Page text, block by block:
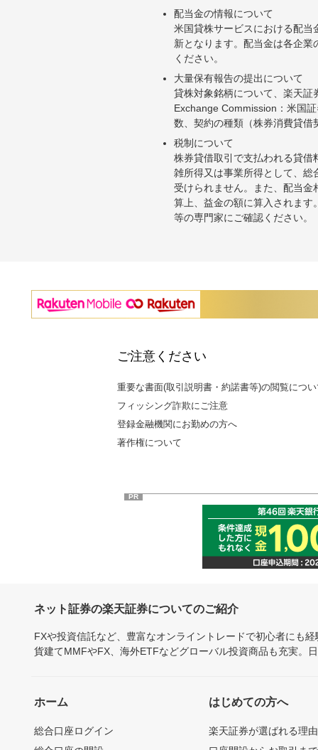
配当金の情報について
米国貸株サービスにおける配当
新となります。配当金は各企
ください。
大量保有報告の提出について
貸株対象銘柄について、楽天
Exchange Commission：米国
数、契約の種類（株券消費貸
税制について
株券貸借取引で支払われる貸
雑所得又は事業所得として、
受けられません。また、配当
算上、益金の額に算入されま
等の専門家にご確認ください。
ご注意ください
重要な書面(取引説明書・約諾書等)の閲覧につ
フィッシング詐欺にご注意
登録金融機関にお勤めの方へ
著作権について
PR
ネット証券の楽天証券についてのご紹介
FXや投資信託など、豊富なオンライントレードで初心者にも
貨建てMMFやFX、海外ETFなどグローバル投資商品も充実。
ホーム
総合口座ログイン
はじめての方へ
楽天証券が選ばれる理由